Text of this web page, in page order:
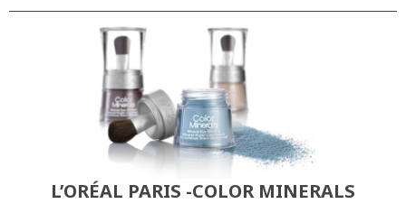
L’ORÉAL PARIS -COLOR MINERALS